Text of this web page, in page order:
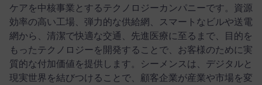
ケアを中核事業とするテクノロジーカンパニーです。資源
効率の高い工場、弾力的な供給網、スマートなビルや送電
網から、清潔で快適な交通、先進医療に至るまで、目的を
もったテクノロジーを開発することで、お客様のために実
質的な付加価値を提供します。シーメンスは、デジタルと
現実世界を結びつけることで、顧客企業が産業や市場を変